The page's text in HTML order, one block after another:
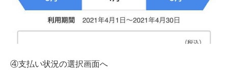
④支払い状況の選択画面へ